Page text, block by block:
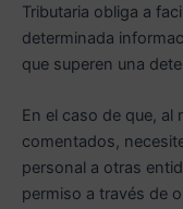
Tributaria obliga a
determinada
que superen una
En el caso de que, al
comentados,
personal a otras
permiso a través de